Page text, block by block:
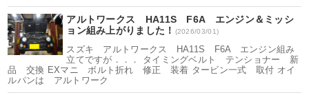
アルトワークス HA11S F6A エンジン＆ミッシ
ョン組み上がりました！ (2026/03/01)
スズキ アルトワークス HA11S F6A エンジン組み
立てですが．．． タイミングベルト テンショナー 新
品 交換 EXマニ ボルト折れ 修正 装着 タービン一式 取付 オイ
ルパンは アルトワーク